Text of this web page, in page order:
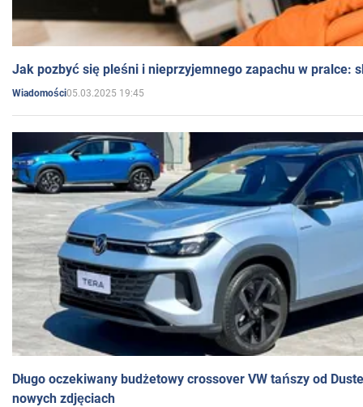
Jak pozbyć się pleśni i nieprzyjemnego zapachu w pralce:
Wiadomości05.03.2025 19:45
Długo oczekiwany budżetowy crossover VW tańszy od
nowych zdjęciach